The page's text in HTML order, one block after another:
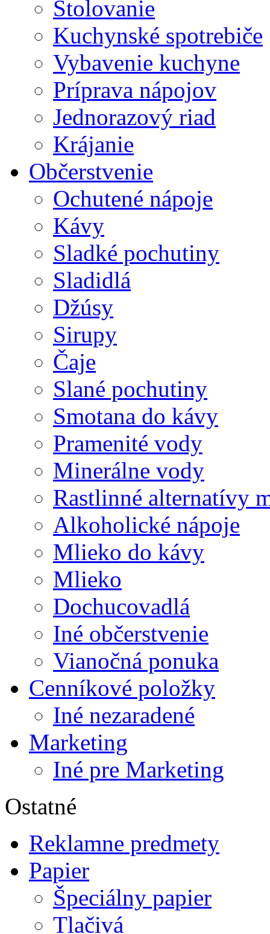
Stolovanie
Kuchynské spotrebiče
Vybavenie kuchyne
Príprava nápojov
Jednorazový riad
Krájanie
Občerstvenie
Ochutené nápoje
Kávy
Sladké pochutiny
Sladidlá
Džúsy
Sirupy
Čaje
Slané pochutiny
Smotana do kávy
Pramenité vody
Minerálne vody
Rastlinné alternatívy
Alkoholické nápoje
Mlieko do kávy
Mlieko
Dochucovadlá
Iné občerstvenie
Vianočná ponuka
Cenníkové položky
Iné nezaradené
Marketing
Iné pre Marketing
Ostatné
Reklamne predmety
Papier
Špeciálny papier
Tlačivá